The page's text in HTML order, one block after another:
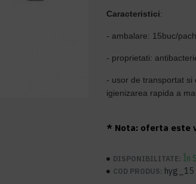
Caracteristici:
- ambalare: 15buc/
- proprietati:
- usor de transportat si
igienizarea rapida a
* Nota: oferta este
DISPONIBILITATE: În
COD PRODUS: hyg_15